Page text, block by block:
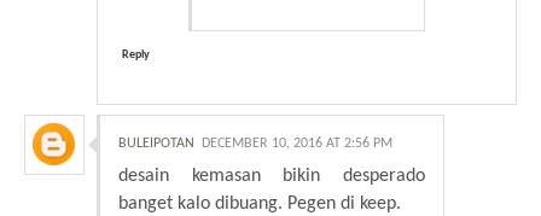
Reply
BULEIPOTAN DECEMBER 10, 2016 AT 2:56 PM
desain kemasan bikin desperado
banget kalo dibuang. Pegen di keep.